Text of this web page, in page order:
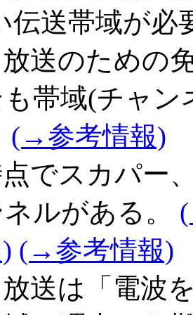
伝送帯域が必
放送のための
帯域(チャン
(→参考情報)
点でスカパー
ルがある。
(→参考情報)
放送は「電波